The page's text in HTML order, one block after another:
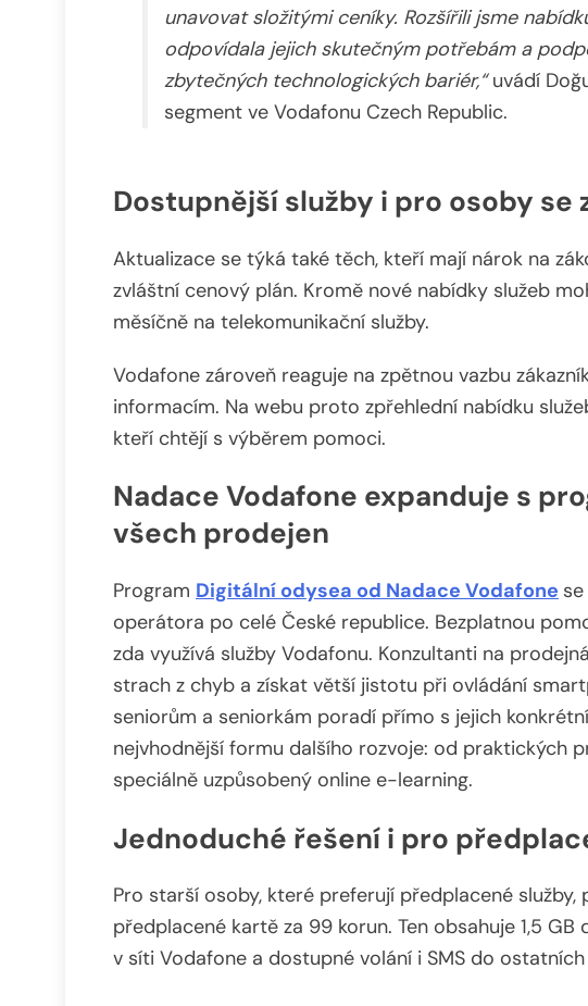
unavovat složitými ceníky. Rozšířili jsme
odpovídala jejich skutečným potřebám a
zbytečných technologických bariér,“uvádí
segment ve Vodafonu Czech Republic.
Dostupnější služby i pro osoby
Aktualizace se týká také těch, kteří mají nárok na
zvláštní cenový plán. Kromě nové nabídky služeb
měsíčně na telekomunikační služby.
Vodafone zároveň reaguje na zpětnou vazbu
informacím. Na webu proto zpřehlední nabídku
kteří chtějí s výběrem pomoci.
Nadace Vodafone expanduje s
všech prodejen
Program Digitální odysea od Nadace Vodafone
operátora po celé České republice. Bezplatnou
zda využívá služby Vodafonu. Konzultanti na
strach z chyb a získat větší jistotu při ovládání
seniorům a seniorkám poradí přímo s jejich
nejvhodnější formu dalšího rozvoje: od praktických
speciálně uzpůsobený online e-learning.
Jednoduché řešení i pro
Pro starší osoby, které preferují předplacené
předplacené kartě za 99 korun. Ten obsahuje 1,5
v síti Vodafone a dostupné volání i SMS do